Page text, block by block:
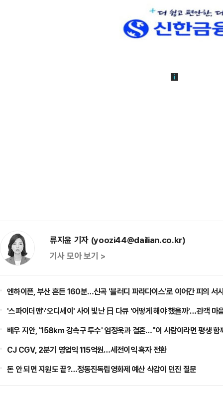
류지윤 기자 (yoozi44@dailian.co.kr)
기사 모아 보기 >
엔하이픈, 부산 흔든 160분…신곡 '블러디 파라다이스'로 이어간 피의 서
'스파이더맨'·'오디세이' 사이 빛난 日 다큐 '어떻게 해야 했을까'…관객 마
배우 지안, '158㎞ 강속구 투수' 엄정욱과 결혼…"이 사람이라면 평생 함
CJ CGV, 2분기 영업익 115억원…세전이익 흑자 전환
돈 안 되면 지원도 끝?…정동진독립영화제 예산 삭감이 던진 질문